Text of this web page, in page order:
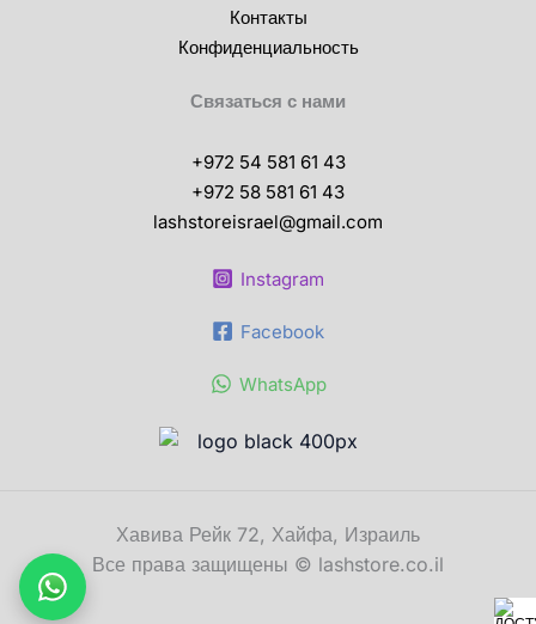
Контакты
Конфиденциальность
Связаться с нами
+972 54 581 61 43
+972 58 581 61 43
lashstoreisrael@gmail.com
Instagram
Facebook
WhatsApp
Хавива Рейк 72, Хайфа, Израиль
Все права защищены © lashstore.co.il